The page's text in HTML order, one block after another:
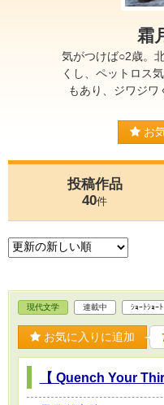
霜
気がつけば○2歳。
くし、ペットロス
もあり、ジワジ
お
投稿作品
40件
現代文学 連載中 ｼｮｰﾄｼｮｰﾄ
お気に入りに追加
【 Quench Your